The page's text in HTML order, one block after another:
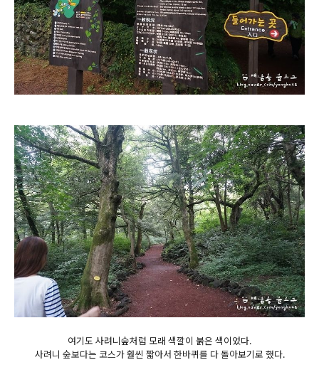
여기도 사려니숲처럼 모래 색깔이 붉은 색이었다.
사려니 숲보다는 코스가 훨씬 짧아서 한바퀴를 다 돌아보기로 했다.